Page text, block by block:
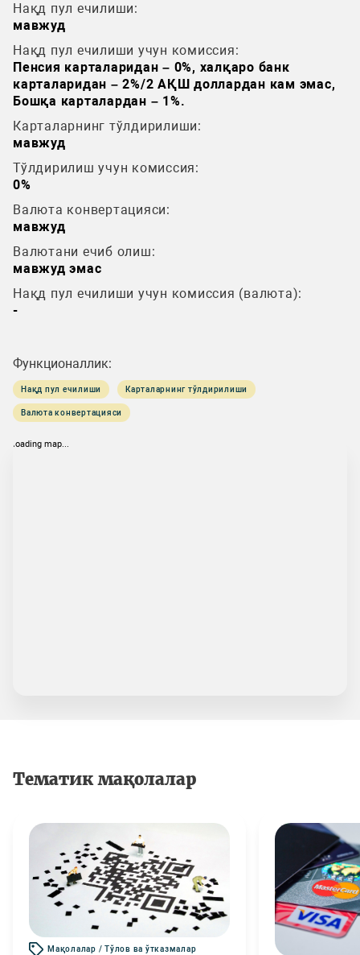
Нақд пул ечилиши:
мавжуд
Нақд пул ечилиши учун комиссия:
Пенсия карталаридан – 0%, xалқаро банк
карталаридан – 2%/2 AҚШ доллардан кам эмас,
Бошқа карталардан – 1%.
Карталарнинг тўлдирилиши:
мавжуд
Тўлдирилиш учун комиссия:
0%
Валюта конвертацияси:
мавжуд
Валютани ечиб олиш:
мавжуд эмас
Нақд пул ечилиши учун комиссия (валюта):
-
Функционаллик:
Нақд пул ечилиши Карталарнинг тўлдирилиши
Валюта конвертацияси
loading map...
Тематик мақолалар
Мақолалар / Тўлов ва ўтказмалар